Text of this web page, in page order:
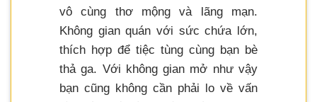
vô cùng thơ mộng và lãng mạn.
Không gian quán với sức chứa lớn,
thích hợp để tiệc tùng cùng bạn bè
thả ga. Với không gian mở như vậy
bạn cũng không cần phải lo về vấn